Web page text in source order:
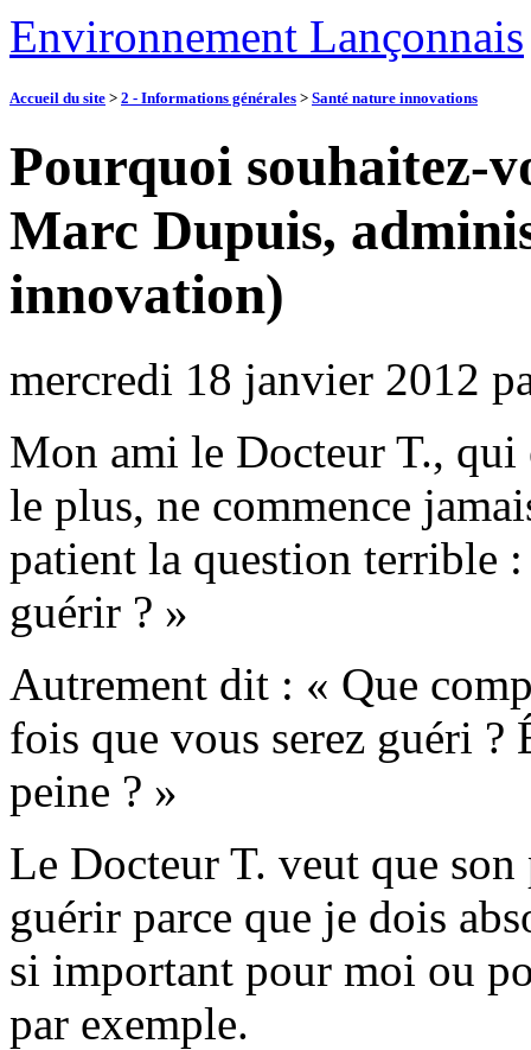
Environnement Lançonnais
Accueil du site > 2 - Informations générales > Santé nature innovations
Pourquoi souhaitez-
Marc Dupuis,
innovation)
mercredi 18 janvier 2012
Mon ami le Docteur T., qui
le plus, ne commence
patient la question terrible
guérir ? »
Autrement dit : « Que
fois que vous serez guéri ?
peine ? »
Le Docteur T. veut que
guérir parce que je dois
si important pour moi ou
par exemple.